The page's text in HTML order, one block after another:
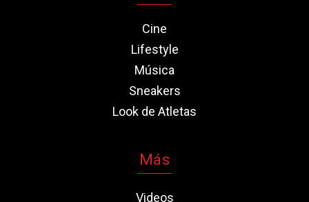
Cine
Lifestyle
Música
Sneakers
Look de Atletas
Más
Videos